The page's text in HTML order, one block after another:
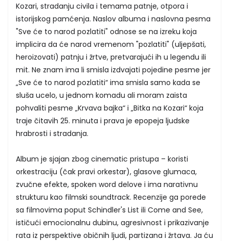
Kozari, stradanju civila i temama patnje, otpora i
istorijskog pamćenja. Naslov albuma i naslovna pesma
"Sve će to narod pozlatiti" odnose se na izreku koja
implicira da će narod vremenom "pozlatiti" (uljepšati,
heroizovati) patnju i žrtve, pretvarajući ih u legendu ili
mit. Ne znam ima li smisla izdvajati pojedine pesme jer
„Sve će to narod pozlatiti“ ima smisla samo kada se
sluša ucelo, u jednom komadu ali moram zaista
pohvaliti pesme „Krvava bajka“ i „Bitka na Kozari“ koja
traje čitavih 25. minuta i prava je epopeja ljudske
hrabrosti i stradanja.
Album je sjajan zbog cinematic pristupa – koristi
orkestraciju (čak pravi orkestar), glasove glumaca,
zvučne efekte, spoken word delove i ima narativnu
strukturu kao filmski soundtrack. Recenzije ga porede
sa filmovima poput Schindler's List ili Come and See,
ističući emocionalnu dubinu, agresivnost i prikazivanje
rata iz perspektive običnih ljudi, partizana i žrtava. Ja ću